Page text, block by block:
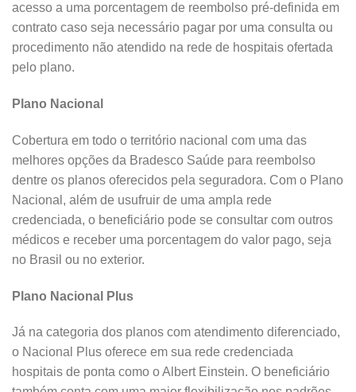
acesso a uma porcentagem de reembolso pré-definida em
contrato caso seja necessário pagar por uma consulta ou
procedimento não atendido na rede de hospitais ofertada
pelo plano.
Plano Nacional
Cobertura em todo o território nacional com uma das
melhores opções da Bradesco Saúde para reembolso
dentre os planos oferecidos pela seguradora. Com o Plano
Nacional, além de usufruir de uma ampla rede
credenciada, o beneficiário pode se consultar com outros
médicos e receber uma porcentagem do valor pago, seja
no Brasil ou no exterior.
Plano Nacional Plus
Já na categoria dos planos com atendimento diferenciado,
o Nacional Plus oferece em sua rede credenciada
hospitais de ponta como o Albert Einstein. O beneficiário